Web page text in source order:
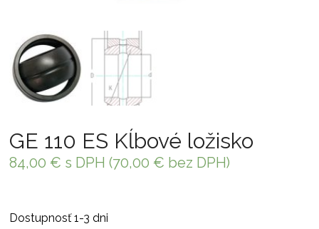
GE 110 ES Kĺbové ložisko
84,00 € s DPH (70,00 € bez DPH)
Dostupnosť 1-3 dni